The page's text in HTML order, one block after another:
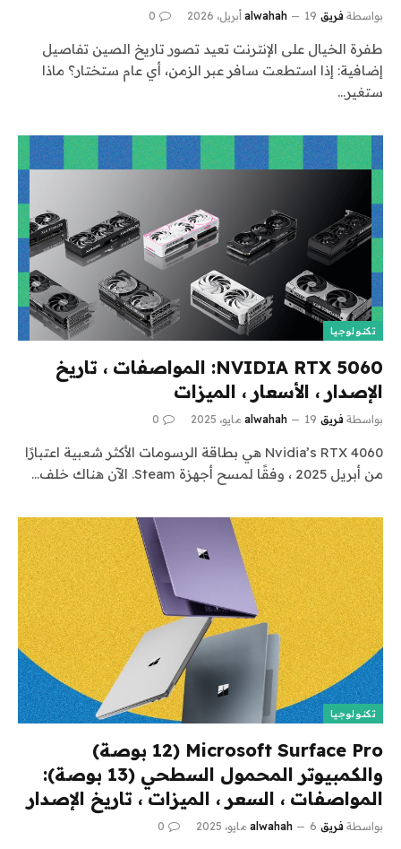
بواسطة فريق alwahah 19 أبريل، 2026 0
طفرة الخيال على الإنترنت تعيد تصور تاريخ الصين تفاصيل
إضافية: إذا استطعت سافر عبر الزمن، أي عام ستختار؟ ماذا
ستغير…
تكنولوجيا
NVIDIA RTX 5060: المواصفات ، تاريخ
الإصدار ، الأسعار ، الميزات
بواسطة فريق alwahah 19 مايو، 2025 0
Nvidia’s RTX 4060 هي بطاقة الرسومات الأكثر شعبية اعتبارًا
من أبريل 2025 ، وفقًا لمسح أجهزة Steam. الآن هناك خلف…
تكنولوجيا
Microsoft Surface Pro (12 بوصة)
والكمبيوتر المحمول السطحي (13 بوصة):
المواصفات ، السعر ، الميزات ، تاريخ الإصدار
بواسطة فريق alwahah 6 مايو، 2025 0